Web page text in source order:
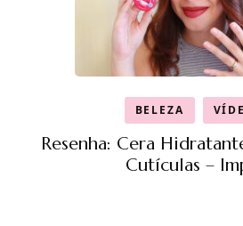
BELEZA
Resenha: Cera
Cutículas –